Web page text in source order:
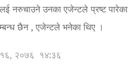
नरुचाउने उनका एजेन्टले प्रष्ट पारेका
छैन , एजेन्टले भनेका थिए ।
१६, २०७६ १४:३६